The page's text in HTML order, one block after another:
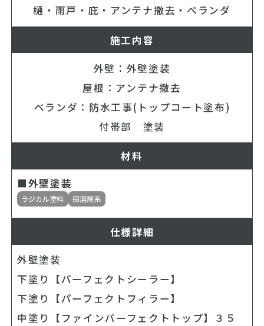
樋・雨戸・庇・アンテナ撤去・ベランダ
施工内容
外壁：外壁塗装
屋根：アンテナ撤去
ベランダ：防水工事(トップコート塗布)
付帯部 塗装
材料
■外壁塗装
ラジカル塗料 弱溶剤系
仕様詳細
外壁塗装
下塗り【パーフェクトシーラー】
下塗り【パーフェクトフィラー】
中塗り【ファインパーフェクトトップ】３５